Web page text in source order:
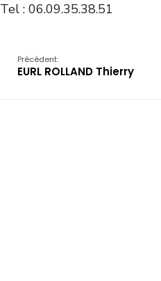
Tel : 06.09.35.38.51
Précédent:
EURL ROLLAND Thierry